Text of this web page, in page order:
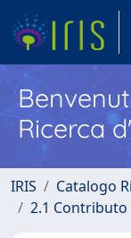
Ricerca
IRIS Catalogo
2.1 Contributo